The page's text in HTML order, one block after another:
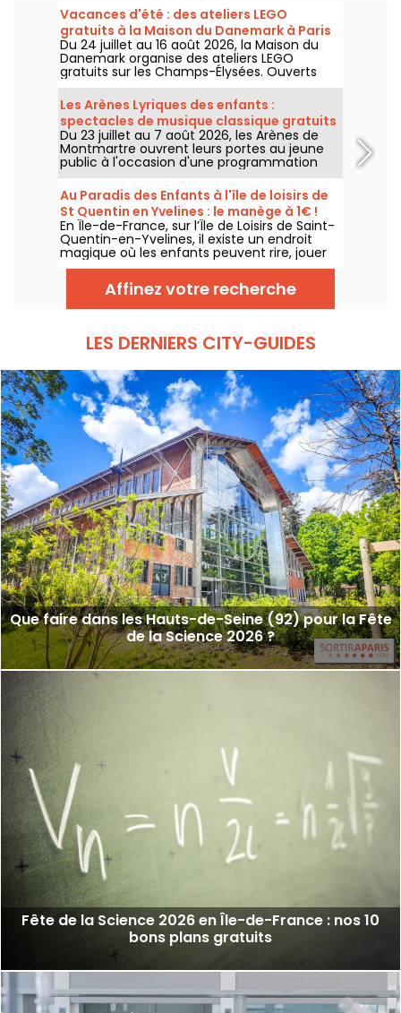
Vacances d'été : des ateliers LEGO
gratuits à la Maison du Danemark à Paris
Du 24 juillet au 16 août 2026, la Maison du
Danemark organise des ateliers LEGO
gratuits sur les Champs-Élysées. Ouverts
aux enfants, aux familles et aux passionnés
de construction, ces rendez-vous
permettent de découvrir l'univers de la
célèbre marque danoise à travers des
espaces de création en libre accès.
Les Arènes Lyriques des enfants :
spectacles de musique classique gratuits
pour les petits
Du 23 juillet au 7 août 2026, les Arènes de
Montmartre ouvrent leurs portes au jeune
public à l'occasion d'une programmation
spéciale. Bienvenue aux Arènes Lyriques des
enfants, un festival pour faire découvrir la
musique classique aux plus jeunes,
entièrement gratuit.
Au Paradis des Enfants à l'île de loisirs de
St Quentin en Yvelines : le manège à 1€ !
En Île-de-France, sur l’Île de Loisirs de Saint-
Quentin-en-Yvelines, il existe un endroit
magique où les enfants peuvent rire, jouer
et profiter de manèges adaptés à leur âge :
Au Paradis des Enfants. C’est le parc le
moins cher d’Île-de-France, avec un tarif
exceptionnel de 1 € le manège.
Affinez votre recherche
LES DERNIERS CITY-GUIDES
Que faire dans les Hauts-de-Seine (92) pour la Fête
de la Science 2026 ?
Fête de la Science 2026 en Île-de-France : nos 10
bons plans gratuits